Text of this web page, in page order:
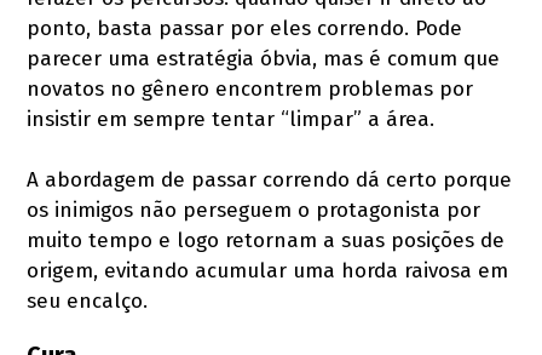
ponto, basta passar por eles correndo. Pode
parecer uma estratégia óbvia, mas é comum que
novatos no gênero encontrem problemas por
insistir em sempre tentar “limpar” a área.
A abordagem de passar correndo dá certo porque
os inimigos não perseguem o protagonista por
muito tempo e logo retornam a suas posições de
origem, evitando acumular uma horda raivosa em
seu encalço.